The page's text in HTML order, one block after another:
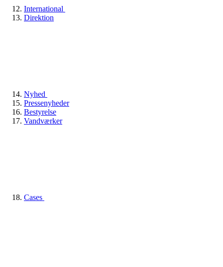
International
Direktion
Nyhed
Pressenyheder
Bestyrelse
Vandværker
Cases